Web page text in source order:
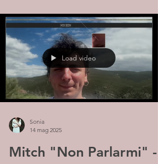
Load video
Sonia
14 mag 2025
Mitch "Non Parlarmi" -